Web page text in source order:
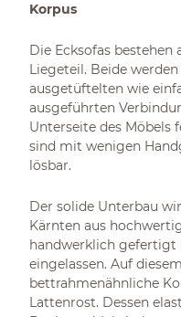
Korpus
Die Ecksofas bestehen
Liegeteil. Beide
ausgetüftelten wie
ausgeführten
Unterseite des Möbels
sind mit wenigen
lösbar.
Der solide Unterbau
Kärnten aus
handwerklich
eingelassen. Auf
bettrahmenähnliche
Lattenrost. Dessen